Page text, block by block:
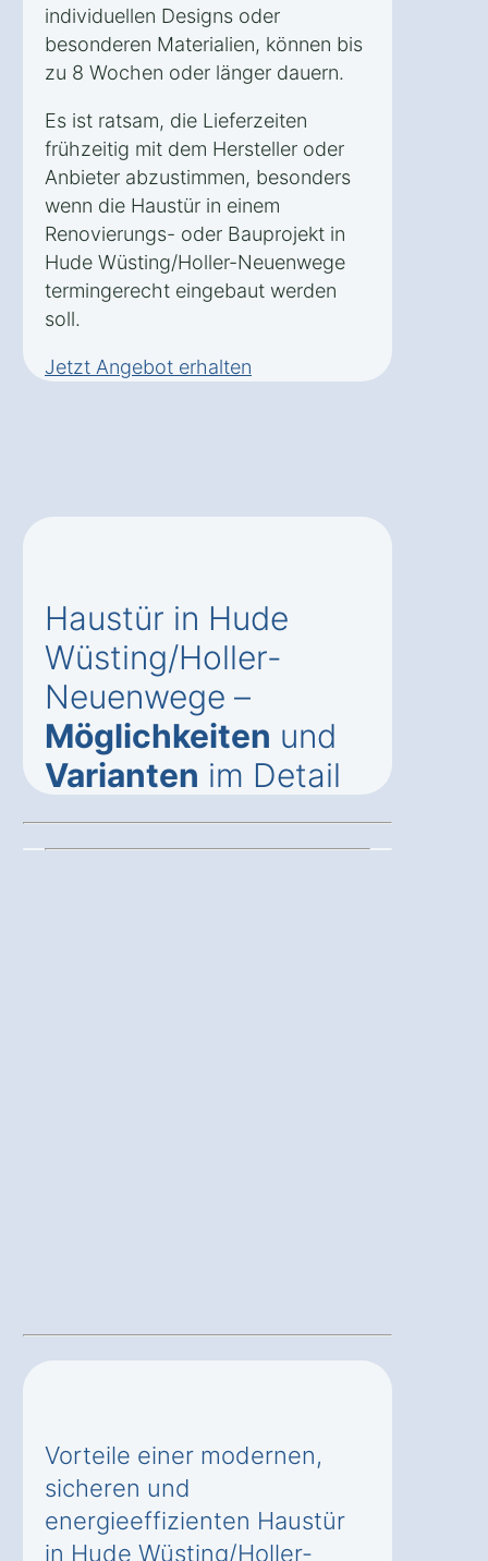
individuellen Designs oder
besonderen Materialien, können bis
zu 8 Wochen oder länger dauern.
Es ist ratsam, die Lieferzeiten
frühzeitig mit dem Hersteller oder
Anbieter abzustimmen, besonders
wenn die Haustür in einem
Renovierungs- oder Bauprojekt in
Hude Wüsting/Holler-Neuenwege
termingerecht eingebaut werden
soll.
Jetzt Angebot erhalten
Haustür in Hude
Wüsting/Holler-
Neuenwege –
Möglichkeiten und
Varianten im Detail
Vorteile einer modernen,
sicheren und
energieeffizienten Haustür
in Hude Wüsting/Holler-